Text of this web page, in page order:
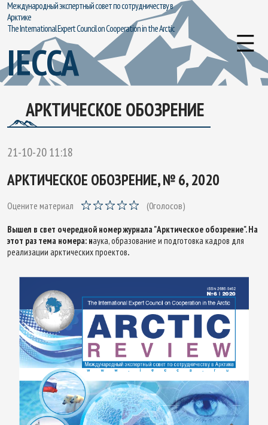
Международный экспертный совет по сотрудничеству в
Арктике
The International Expert Council on Cooperation in the Arctic
IECCA
АРКТИЧЕСКОЕ ОБОЗРЕНИЕ
21-10-20 11:18
АРКТИЧЕСКОЕ ОБОЗРЕНИЕ, № 6, 2020
Оцените материал (0голосов)
Вышел в свет очередной номер журнала "Арктическое обозрение". На
этот раз тема номера: наука, образование и подготовка кадров для
реализации арктических проектов.